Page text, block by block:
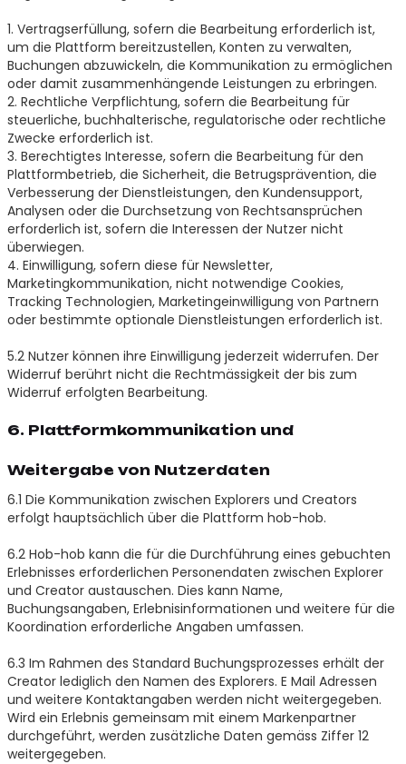
1. Vertragserfüllung, sofern die Bearbeitung erforderlich ist,
um die Plattform bereitzustellen, Konten zu verwalten,
Buchungen abzuwickeln, die Kommunikation zu ermöglichen
oder damit zusammenhängende Leistungen zu erbringen.
2. Rechtliche Verpflichtung, sofern die Bearbeitung für
steuerliche, buchhalterische, regulatorische oder rechtliche
Zwecke erforderlich ist.
3. Berechtigtes Interesse, sofern die Bearbeitung für den
Plattformbetrieb, die Sicherheit, die Betrugsprävention, die
Verbesserung der Dienstleistungen, den Kundensupport,
Analysen oder die Durchsetzung von Rechtsansprüchen
erforderlich ist, sofern die Interessen der Nutzer nicht
überwiegen.
4. Einwilligung, sofern diese für Newsletter,
Marketingkommunikation, nicht notwendige Cookies,
Tracking Technologien, Marketingeinwilligung von Partnern
oder bestimmte optionale Dienstleistungen erforderlich ist.
5.2 Nutzer können ihre Einwilligung jederzeit widerrufen. Der
Widerruf berührt nicht die Rechtmässigkeit der bis zum
Widerruf erfolgten Bearbeitung.
6. Plattformkommunikation und
Weitergabe von Nutzerdaten
6.1 Die Kommunikation zwischen Explorers und Creators
erfolgt hauptsächlich über die Plattform hob-hob.
6.2 Hob-hob kann die für die Durchführung eines gebuchten
Erlebnisses erforderlichen Personendaten zwischen Explorer
und Creator austauschen. Dies kann Name,
Buchungsangaben, Erlebnisinformationen und weitere für die
Koordination erforderliche Angaben umfassen.
6.3 Im Rahmen des Standard Buchungsprozesses erhält der
Creator lediglich den Namen des Explorers. E Mail Adressen
und weitere Kontaktangaben werden nicht weitergegeben.
Wird ein Erlebnis gemeinsam mit einem Markenpartner
durchgeführt, werden zusätzliche Daten gemäss Ziffer 12
weitergegeben.